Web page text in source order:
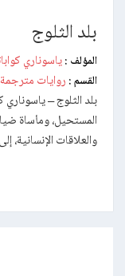
بلد الثلوج
المؤلف : ياسوناري
القسم : روايات مترجمة
بلد الثلوج –
المستحيل، ومأساة
والعلاقات الإنسانية،